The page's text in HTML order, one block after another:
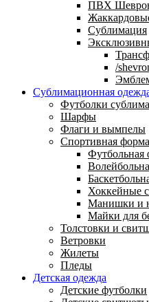
ПВХ
Сублимация
/
Сублимационная
Футболки
Шарфы
Флаги и вымпелы
Спортивная форма
Футбольная
Хоккейные
Манишки и
Майки для
Толстовки и
Ветровки
Жилеты
Пледы
Детская одежда
Детские футболки